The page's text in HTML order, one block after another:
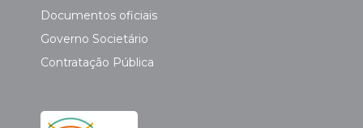
Documentos oficiais
Governo Societário
Contratação Pública